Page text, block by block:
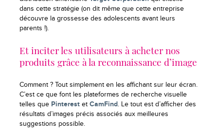
dans cette stratégie (on dit même que cette entreprise
découvre la grossesse des adolescents avant leurs
parents !).
Et inciter les utilisateurs à acheter nos
produits grâce à la reconnaissance d’image
Comment ? Tout simplement en les affichant sur leur écran.
C’est ce que font les plateformes de recherche visuelle
telles que Pinterest et CamFind. Le tout est d’afficher des
résultats d’images précis associés aux meilleures
suggestions possible.